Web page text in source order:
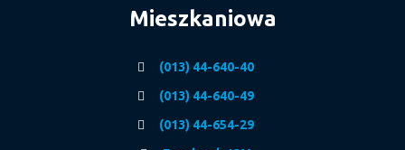
Mieszkaniowa
(013) 44-640-40
(013) 44-640-49
(013) 44-654-29